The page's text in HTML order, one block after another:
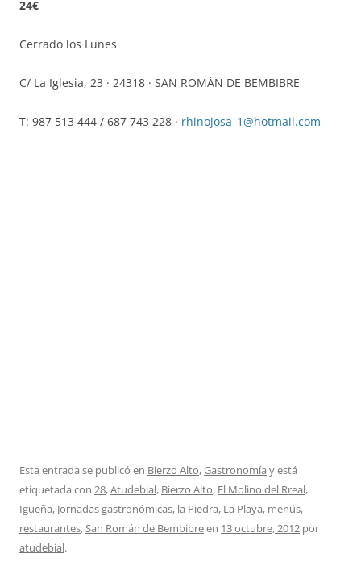
24€
Cerrado los Lunes
C/ La Iglesia, 23 · 24318 · SAN ROMÁN DE BEMBIBRE
T: 987 513 444 / 687 743 228 · rhinojosa_1@hotmail.com
Esta entrada se publicó en Bierzo Alto,Gastronomía y está
etiquetada con 28,Atudebial, Bierzo Alto, El Molino del Rreal,
Igüeña, Jornadas gastronómicas, la Piedra, La Playa, menús,
restaurantes,San Román de Bembibreen 13 octubre, 2012 por
atudebial.